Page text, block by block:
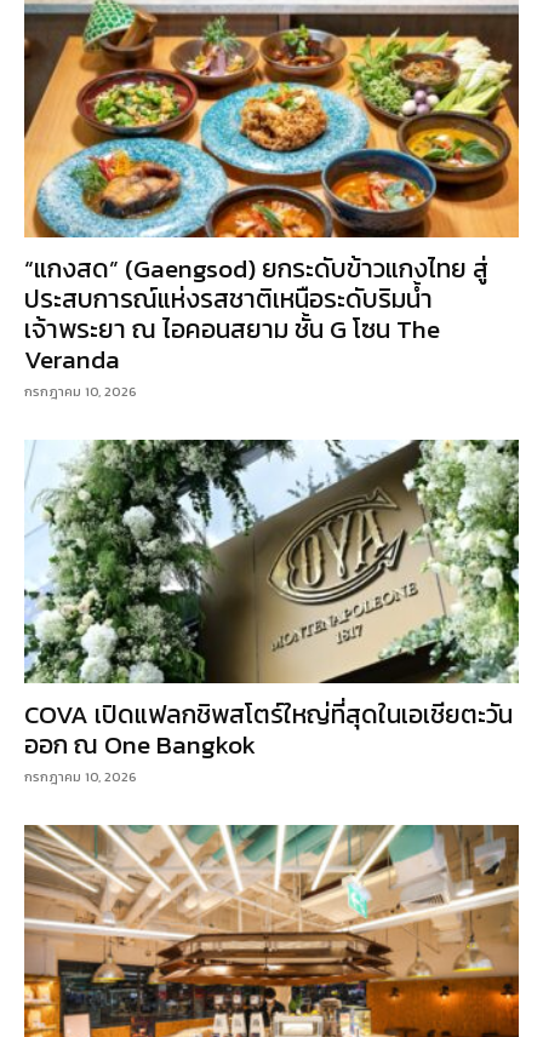
“แกงสด” (Gaengsod) ยกระดับข้าวแกงไทย สู่
ประสบการณ์แห่งรสชาติเหนือระดับริมน้ำ
เจ้าพระยา ณ ไอคอนสยาม ชั้น G โซน The
Veranda
กรกฎาคม 10, 2026
COVA เปิดแฟลกชิพสโตร์ใหญ่ที่สุดในเอเชียตะวัน
ออก ณ One Bangkok
กรกฎาคม 10, 2026